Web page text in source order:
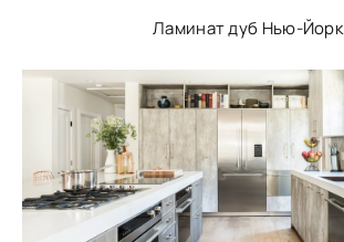
Ламинат дуб Нью-Йорк